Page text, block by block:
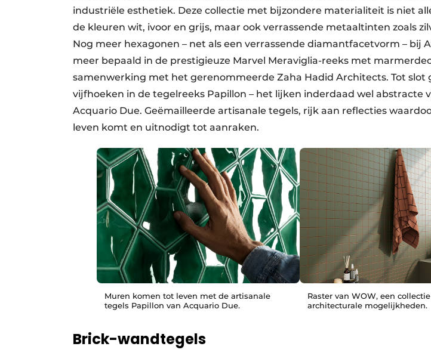
industriële esthetiek. Deze collectie met bijzondere materialiteit is niet
de kleuren wit, ivoor en grijs, maar ook verrassende metaaltinten zoals
Nog meer hexagonen – net als een verrassende diamantfacetvorm – bij
meer bepaald in de prestigieuze Marvel Meraviglia-reeks met
samenwerking met het gerenommeerde Zaha Hadid Architects. Tot slot
vijfhoeken in de tegelreeks Papillon – het lijken inderdaad wel abstracte
Acquario Due. Geëmailleerde artisanale tegels, rijk aan reflecties
leven komt en uitnodigt tot aanraken.
Muren komen tot leven met de artisanale
tegels Papillon van Acquario Due.
Raster van WOW, een
architecturale mogelijkheden.
Brick-wandtegels